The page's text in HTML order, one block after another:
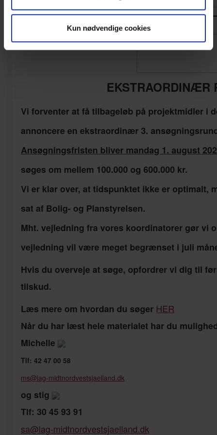
Kun nødvendige cookies
EKSTRAORDINÆR
Vi forventer at få tilbageløb på projektmidler i
annoncere en ekstraordinær 3.
Ansøgningsfristen bliver mandag 1. august
søges om mellem 100.000 og 600.000 kr.
Vi er klar over, at tidspunktet ikke er optimalt,
sat af Bolig- og Planstyrelsen.
Mht. vejledning fra vores koordinatorer gør vi
vejledning vil være meget begrænset i juli
Hvis du overveje at søge, opfordrer vi dig til
tilskud.
Læs mere om hvordan du søger HER
Når du har læst hele materialet har du
Michelle
Tlf: 42 47 00 58
ms@lag-midtnordvestsjaelland.dk
og stig
Tlf: 30 45 93 91
sa@lag-midtnordvestsjaelland.dk